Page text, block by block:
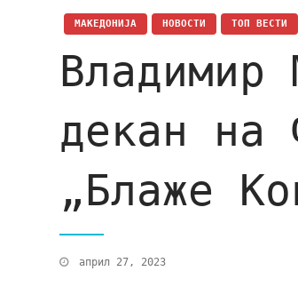
МАКЕДОНИЈА НОВОСТИ ТОП ВЕСТИ
Владимир
декан на
„Блаже
април 27, 2023